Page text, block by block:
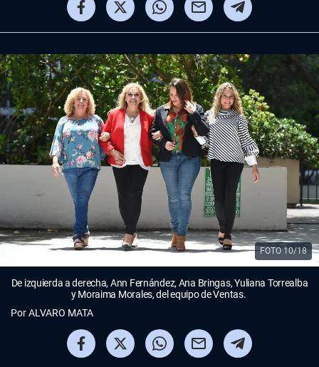
FOTO 10/18
PorALVARO MATA
De izquierda a derecha, Ann Fernández, Ana Bringas, Yuliana Torrealba
y Moraima Morales, del equipo de Ventas.